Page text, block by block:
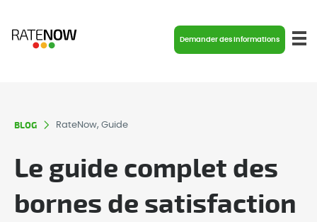
Demander des informations
BLOG RateNow, Guide
Le guide complet des
bornes de satisfaction